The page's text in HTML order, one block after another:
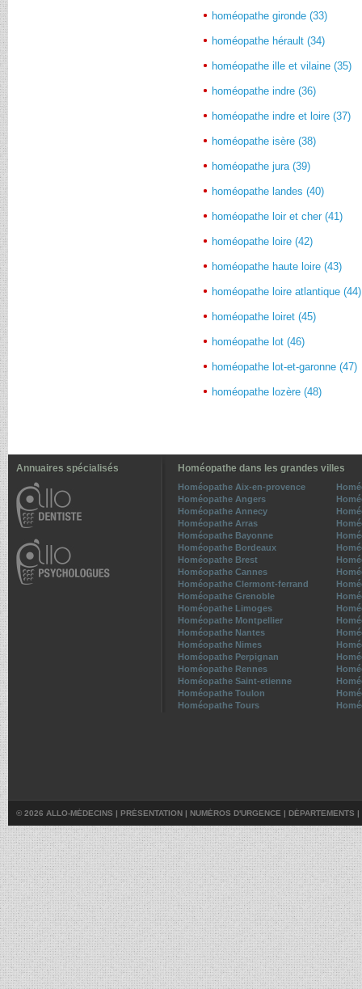
homéopathe gironde (33)
homéopathe hérault (34)
homéopathe ille et vilaine (35)
homéopathe indre (36)
homéopathe indre et loire (37)
homéopathe isère (38)
homéopathe jura (39)
homéopathe landes (40)
homéopathe loir et cher (41)
homéopathe loire (42)
homéopathe haute loire (43)
homéopathe loire atlantique (44)
homéopathe loiret (45)
homéopathe lot (46)
homéopathe lot-et-garonne (47)
homéopathe lozère (48)
Annuaires spécialisés Homéopathe dans les grandes villes
Homéopathe Aix-en-provence
Homéopathe Angers
Homéopathe Annecy
Homéopathe Arras
Homéopathe Bayonne
Homéopathe Bordeaux
Homéopathe Brest
Homéopathe Cannes
Homéopathe Clermont-ferrand
Homéopathe Grenoble
Homéopathe Limoges
Homéopathe Montpellier
Homéopathe Nantes
Homéopathe Nimes
Homéopathe Perpignan
Homéopathe Rennes
Homéopathe Saint-etienne
Homéopathe Toulon
Homéopathe Tours
© 2026 ALLO-MÉDECINS | PRÉSENTATION | NUMÉROS D'URGENCE | DÉPARTEMENTS |